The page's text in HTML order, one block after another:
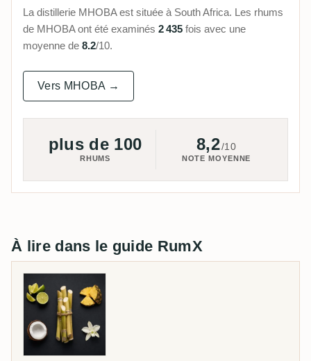
La distillerie MHOBA est située à South Africa. Les rhums
de MHOBA ont été examinés 2 435 fois avec une
moyenne de 8.2/10.
Vers MHOBA →
plus de 100
RHUMS
8,2/10
NOTE MOYENNE
À lire dans le guide RumX